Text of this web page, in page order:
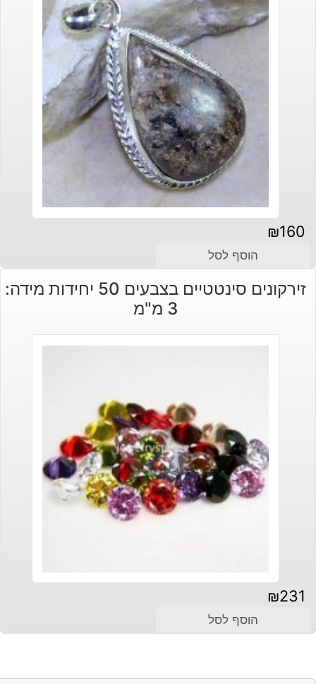
₪160
הוסף לסל
זירקונים סינטטיים בצבעים 50 יחידות מידה:
3 מ"מ
₪231
הוסף לסל